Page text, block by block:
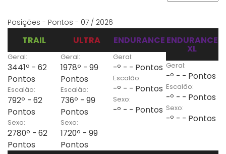
Posições - Pontos - 07 / 2026
TRAIL
Geral:
3441º - 62
Pontos
Escalão:
792º - 62
Pontos
Sexo:
2780º - 62
Pontos
ULTRA
Geral:
1978º - 99
Pontos
Escalão:
736º - 99
Pontos
Sexo:
1720º - 99
Pontos
ENDURANCE
Geral:
-º - - Pontos
Escalão:
-º - - Pontos
Sexo:
-º - - Pontos
ENDURANCE
XL
Geral:
-º - - Pontos
Escalão:
-º - - Pontos
Sexo:
-º - - Pontos